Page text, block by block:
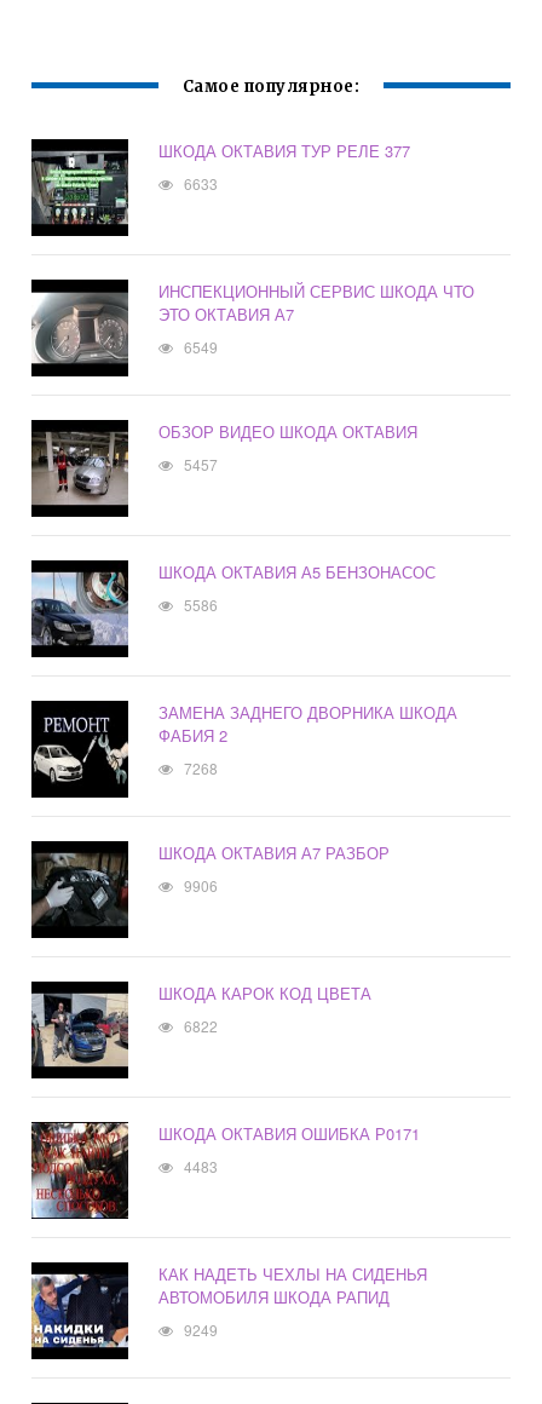
Самое популярное:
ШКОДА ОКТАВИЯ ТУР РЕЛЕ 377
6633
ИНСПЕКЦИОННЫЙ СЕРВИС ШКОДА ЧТО
ЭТО ОКТАВИЯ А7
6549
ОБЗОР ВИДЕО ШКОДА ОКТАВИЯ
5457
ШКОДА ОКТАВИЯ А5 БЕНЗОНАСОС
5586
ЗАМЕНА ЗАДНЕГО ДВОРНИКА ШКОДА
ФАБИЯ 2
7268
ШКОДА ОКТАВИЯ А7 РАЗБОР
9906
ШКОДА КАРОК КОД ЦВЕТА
6822
ШКОДА ОКТАВИЯ ОШИБКА Р0171
4483
КАК НАДЕТЬ ЧЕХЛЫ НА СИДЕНЬЯ
АВТОМОБИЛЯ ШКОДА РАПИД
9249